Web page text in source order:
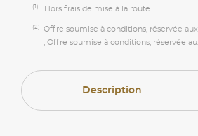
(1) Hors frais de mise à la route.
(2)
Offre soumise à conditions, réservée
, Offre soumise à conditions, réservée
Description